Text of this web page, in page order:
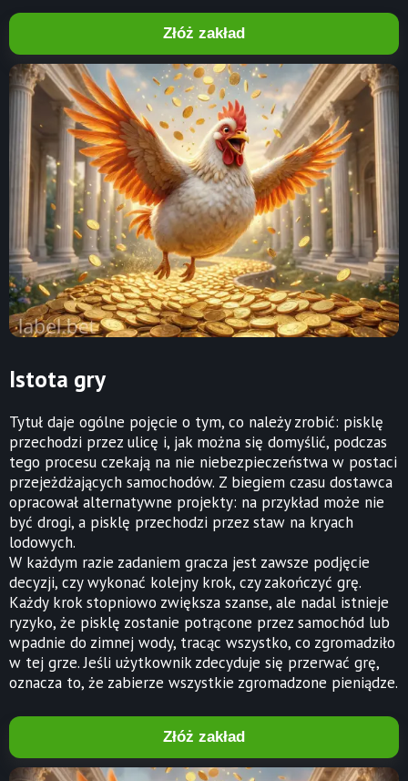
Złóż zakład
Istota gry
Tytuł daje ogólne pojęcie o tym, co należy zrobić: pisklę
przechodzi przez ulicę i, jak można się domyślić, podczas
tego procesu czekają na nie niebezpieczeństwa w postaci
przejeżdżających samochodów. Z biegiem czasu dostawca
opracował alternatywne projekty: na przykład może nie
być drogi, a pisklę przechodzi przez staw na kryach
lodowych.
W każdym razie zadaniem gracza jest zawsze podjęcie
decyzji, czy wykonać kolejny krok, czy zakończyć grę.
Każdy krok stopniowo zwiększa szanse, ale nadal istnieje
ryzyko, że pisklę zostanie potrącone przez samochód lub
wpadnie do zimnej wody, tracąc wszystko, co zgromadziło
w tej grze. Jeśli użytkownik zdecyduje się przerwać grę,
oznacza to, że zabierze wszystkie zgromadzone pieniądze.
Złóż zakład